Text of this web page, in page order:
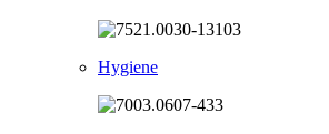
Hygiene